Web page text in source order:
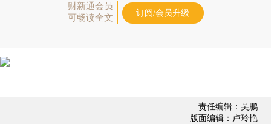
财新通会员
可畅读全文
订阅/会员升级
责任编辑：吴鹏
版面编辑：卢玲艳